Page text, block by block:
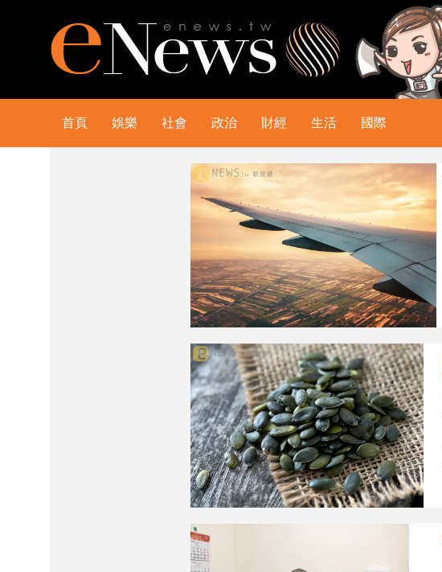
首頁 娛樂 社會 政治 財經 生活 國際